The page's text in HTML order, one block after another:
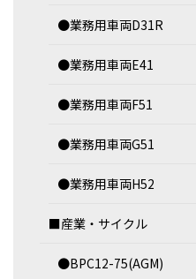
●業務用車両D31R
●業務用車両E41
●業務用車両F51
●業務用車両G51
●業務用車両H52
■産業・サイクル
●BPC12-75(AGM)